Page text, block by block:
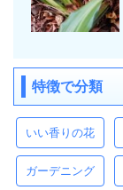
特徴で分類
いい香りの花
ガーデニング